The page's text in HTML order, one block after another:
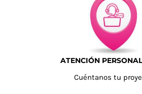
ATENCIÓN
Cuéntanos tu